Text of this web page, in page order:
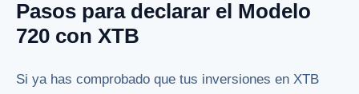
Pasos para declarar el Modelo
720 con XTB
Si ya has comprobado que tus inversiones en XTB